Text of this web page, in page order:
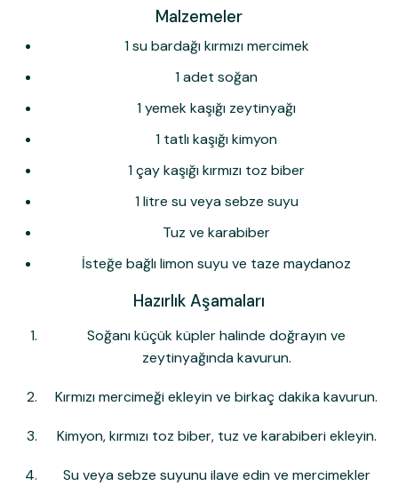
Malzemeler
1 su bardağı kırmızı mercimek
1 adet soğan
1 yemek kaşığı zeytinyağı
1 tatlı kaşığı kimyon
1 çay kaşığı kırmızı toz biber
1 litre su veya sebze suyu
Tuz ve karabiber
İsteğe bağlı limon suyu ve taze maydanoz
Hazırlık Aşamaları
Soğanı küçük küpler halinde doğrayın ve
zeytinyağında kavurun.
Kırmızı mercimeği ekleyin ve birkaç dakika kavurun.
Kimyon, kırmızı toz biber, tuz ve karabiberi ekleyin.
Su veya sebze suyunu ilave edin ve mercimekler